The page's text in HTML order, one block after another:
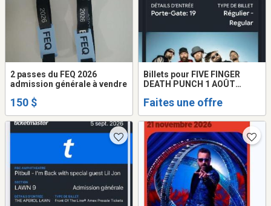
2 passes du FEQ 2026
admission générale à vendre
150 $
Billets pour FIVE FINGER
DEATH PUNCH 1 AOÛT
Faites une offre